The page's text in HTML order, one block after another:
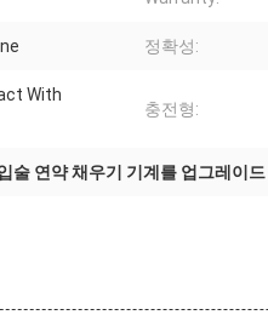
정확성:
With
충전형:
술 연약 채우기 기계를 업그레이드